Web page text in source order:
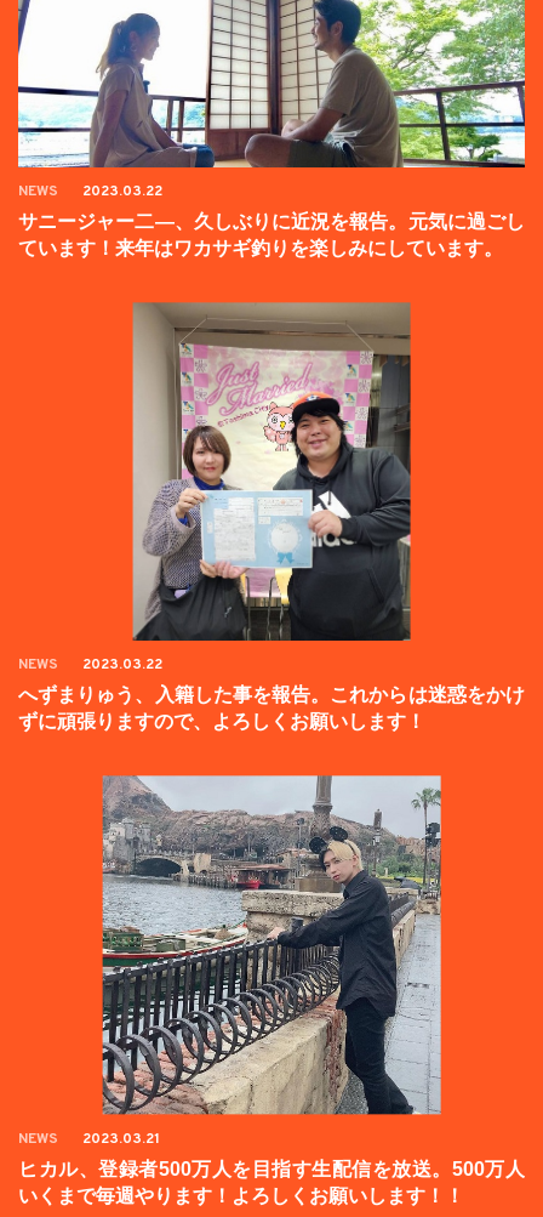
NEWS 2023.03.22
サニージャー二―、久しぶりに近況を報告。元気に過ごし
ています！来年はワカサギ釣りを楽しみにしています。
NEWS 2023.03.22
へずまりゅう、入籍した事を報告。これからは迷惑をかけ
ずに頑張りますので、よろしくお願いします！
NEWS 2023.03.21
ヒカル、登録者500万人を目指す生配信を放送。500万人
いくまで毎週やります！よろしくお願いします！！